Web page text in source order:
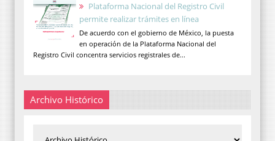
Plataforma Nacional del Registro Civil
permite realizar trámites en línea
De acuerdo con el gobierno de México, la puesta
en operación de la Plataforma Nacional del
Registro Civil concentra servicios registrales de...
Archivo Histórico